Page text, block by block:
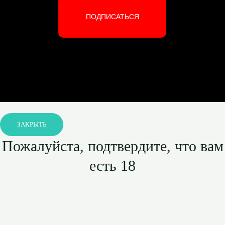
ПОДПИСАТЬСЯ
ЗАКРЫТЬ
Пожалуйста, подтвердите, что вам
есть 18